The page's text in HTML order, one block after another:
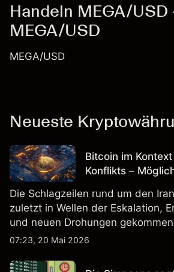
Handeln MEGA/USD
MEGA/USD
MEGA/USD
Neueste
Bitcoin im
Konflikts –
Die Schlagzeilen rund um den
zuletzt in Wellen der Eskalation,
und neuen Drohungen
der Markt nicht nur auf Ereignisse
Risikostimmung.
07:23, 20 Mai 2026